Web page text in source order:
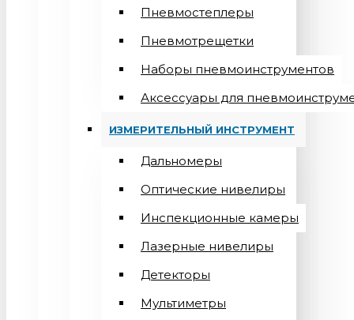
Пневмостеплеры
Пневмотрещетки
Наборы пневмоинструментов
Аксессуары для
ИЗМЕРИТЕЛЬНЫЙ ИНСТРУМЕНТ
Дальномеры
Оптические нивелиры
Инспекционные камеры
Лазерные нивелиры
Детекторы
Мультиметры